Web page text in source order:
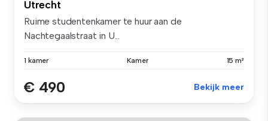
Utrecht
Ruime studentenkamer te huur aan de
Nachtegaalstraat in U...
1 kamer Kamer 15 m²
€ 490 Bekijk meer